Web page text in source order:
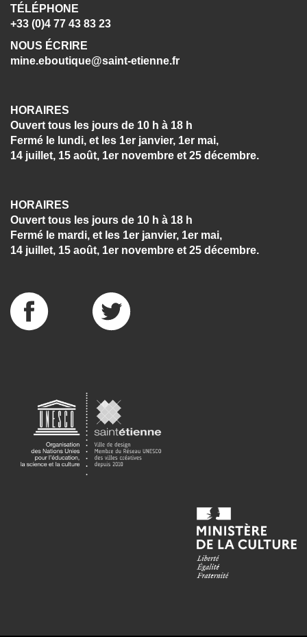
TÉLÉPHONE
+33 (0)4 77 43 83 23
NOUS ÉCRIRE
mine.eboutique@saint-etienne.fr
HORAIRES
Ouvert tous les jours de 10 h à 18 h
Fermé le lundi, et les 1er janvier, 1er mai,
14 juillet, 15 août, 1er novembre et 25 décembre.
HORAIRES
Ouvert tous les jours de 10 h à 18 h
Fermé le mardi, et les 1er janvier, 1er mai,
14 juillet, 15 août, 1er novembre et 25 décembre.